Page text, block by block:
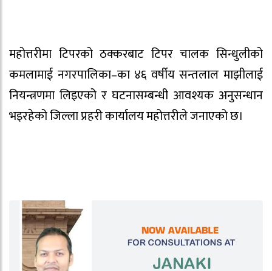
महोत्तरीमा टिपरको ठक्करबाट टिपर चालक सिन्धुलीको
कमलामाई नगरपालिका–का ४६ वर्षीय सन्तलाल माझीलाई
नियन्त्रणमा लिइएको र घटनासम्बन्धी आवश्यक अनुसन्धान
भइरहेको जिल्ला प्रहरी कार्यालय महोत्तरीले जनाएको छ।